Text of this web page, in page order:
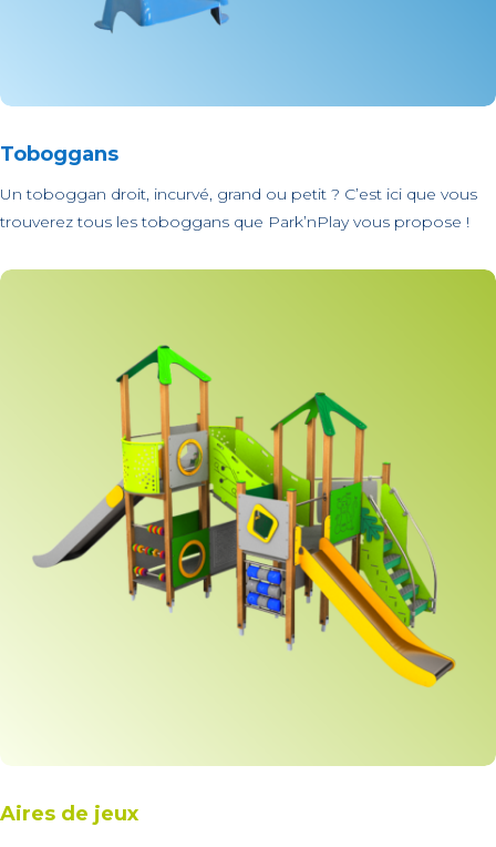
Toboggans
Un toboggan droit, incurvé, grand ou petit ? C’est ici que vous
trouverez tous les toboggans que Park’nPlay vous propose !
Aires de jeux